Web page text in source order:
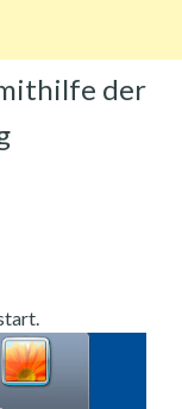
der